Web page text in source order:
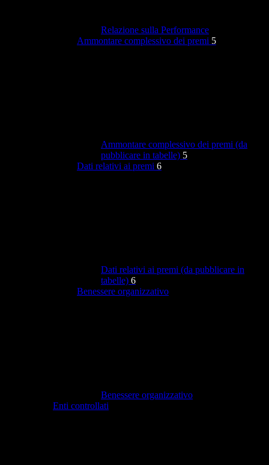
Relazione sulla Performance
Ammontare complessivo dei premi 5
Ammontare complessivo dei premi (da
pubblicare in tabelle) 5
Dati relativi ai premi 6
Dati relativi ai premi (da pubblicare in
tabelle) 6
Benessere organizzativo
Benessere organizzativo
Enti controllati